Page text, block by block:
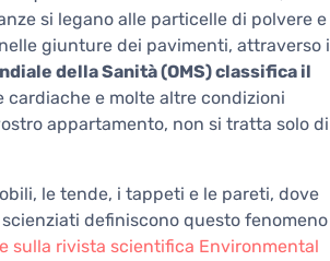
si legano alle particelle di polvere e
giunture dei pavimenti, attraverso i
della Sanità (OMS) classifica il
cardiache e molte altre condizioni
appartamento, non si tratta solo di
le tende, i tappeti e le pareti, dove
definiscono questo fenomeno
sulla rivista scientifica Environmental